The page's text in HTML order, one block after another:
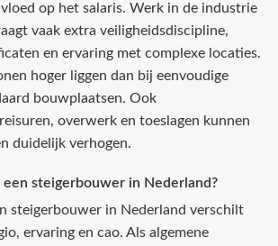
op het salaris. Werk in de industrie
vaak extra veiligheidsdiscipline,
en ervaring met complexe locaties.
hoger liggen dan bij eenvoudige
bouwplaatsen. Ook
overwerk en toeslagen kunnen
duidelijk verhogen.
steigerbouwer in Nederland?
steigerbouwer in Nederland verschilt
ervaring en cao. Als algemene